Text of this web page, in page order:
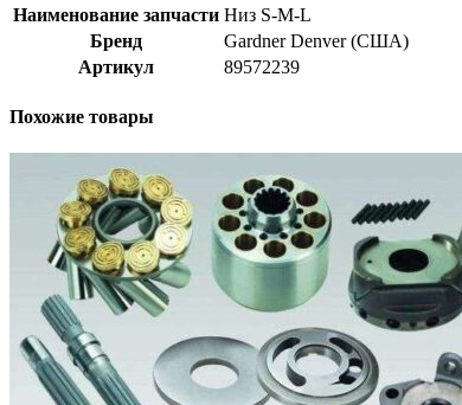
Наименование запчасти Низ S-M-L
Бренд
Gardner Denver (США)
Артикул
89572239
Похожие товары